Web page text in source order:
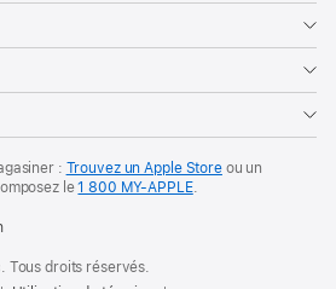
: Trouvez un Apple Storeou un
le1 800 MY‑APPLE.
Tous droits réservés.